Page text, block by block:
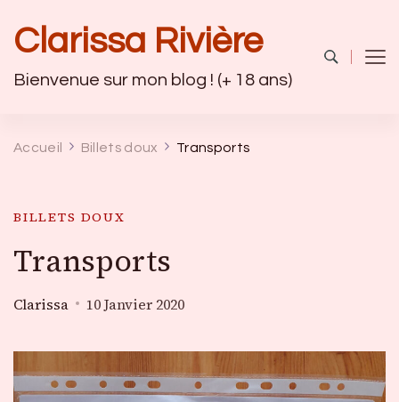
Clarissa Rivière
Bienvenue sur mon blog ! (+ 18 ans)
Accueil Billets doux Transports
BILLETS DOUX
Transports
Clarissa 10 Janvier 2020